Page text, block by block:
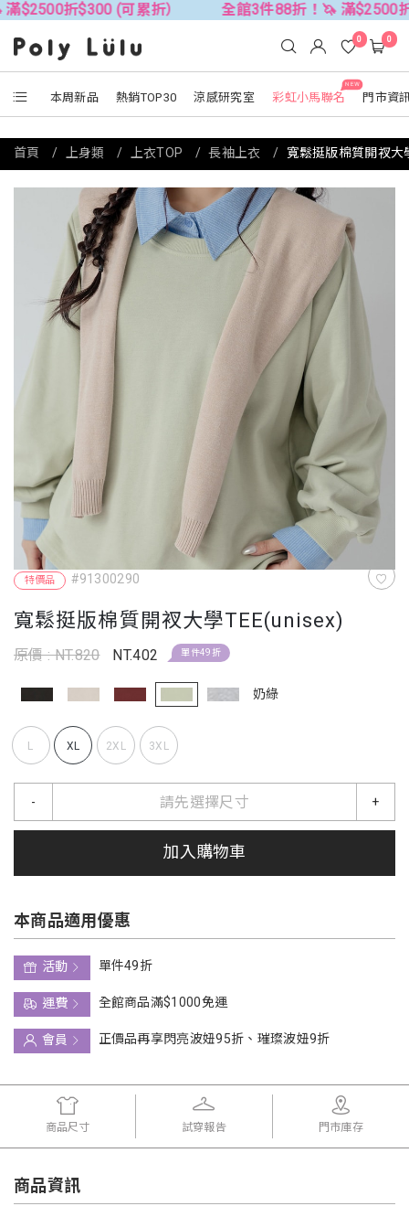
$300 (可累折） 全館3件88折！🦄 滿$2500折$300 (可
本周新品 熱銷TOP30 涼感研究室
NEW
彩虹小馬聯名 門市資
0 0
特價品 #91300290
寬鬆挺版棉質開衩大學TEE(unisex)
原價 : NT.820 NT.402 單件49折
奶綠
L XL 2XL 3XL
請先選擇尺寸
- +
加入購物車
本商品適用優惠
活動
單件49折
運費
全館商品滿$1000免運
會員
正價品再享閃亮波妞95折、璀璨波妞9折
商品尺寸 試穿報告 門市庫存
商品資訊
首頁 上身類 上衣TOP 長袖上衣 寬鬆挺版棉質開衩